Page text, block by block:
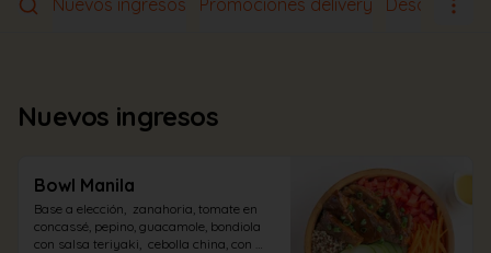
Nuevos ingresos Promociones delivery Desayunos
Nuevos ingresos
Bowl Manila
Base a elección,  zanahoria, tomate en
concassé, pepino, guacamole, bondiola
con salsa teriyaki,  cebolla china, con